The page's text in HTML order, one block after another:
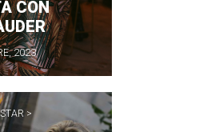
CON
2023
>